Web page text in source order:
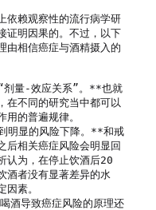
依赖观察性的流行病学研
证明因果的。不过，以下
由相信癌症与酒精摄入的
量-效应关系”。**也就
在不同的研究当中都可以
的普遍规律。
明显的风险下降。**和戒
后相关癌症风险会明显回
认为，在停止饮酒后20
酒者没有显著差异的水
素。
导致癌症风险的原理还